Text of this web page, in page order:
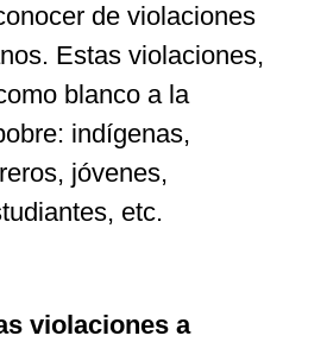
de violaciones
Estas violaciones,
blanco a la
indígenas,
jóvenes,
etc.
violaciones a